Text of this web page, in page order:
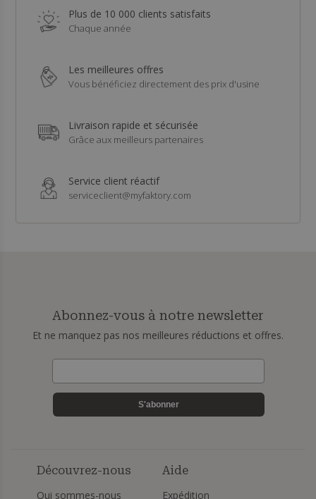
Plus de 10 000 clients satisfaits
Chaque année
Les meilleures offres
Vous bénéficiez directement des prix d'usine
Livraison rapide et sécurisée
Grâce aux meilleurs partenaires
Service client réactif
serviceclient@myfaktory.com
Abonnez-vous à notre newsletter
Et ne manquez pas nos meilleures réductions et offres.
S'abonner
Découvrez-nous
Qui sommes-nous
Aide
Expédition